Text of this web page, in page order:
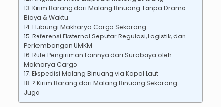
Kirim Barang dari Malang Binuang Tanpa Drama
Biaya & Waktu
Hubungi Makharya Cargo Sekarang
Referensi Eksternal Seputar Regulasi, Logistik, dan
Perkembangan UMKM
Rute Pengiriman Lainnya dari Surabaya oleh
Makharya Cargo
Ekspedisi Malang Binuang via Kapal Laut
? Kirim Barang dari Malang Binuang Sekarang
Juga